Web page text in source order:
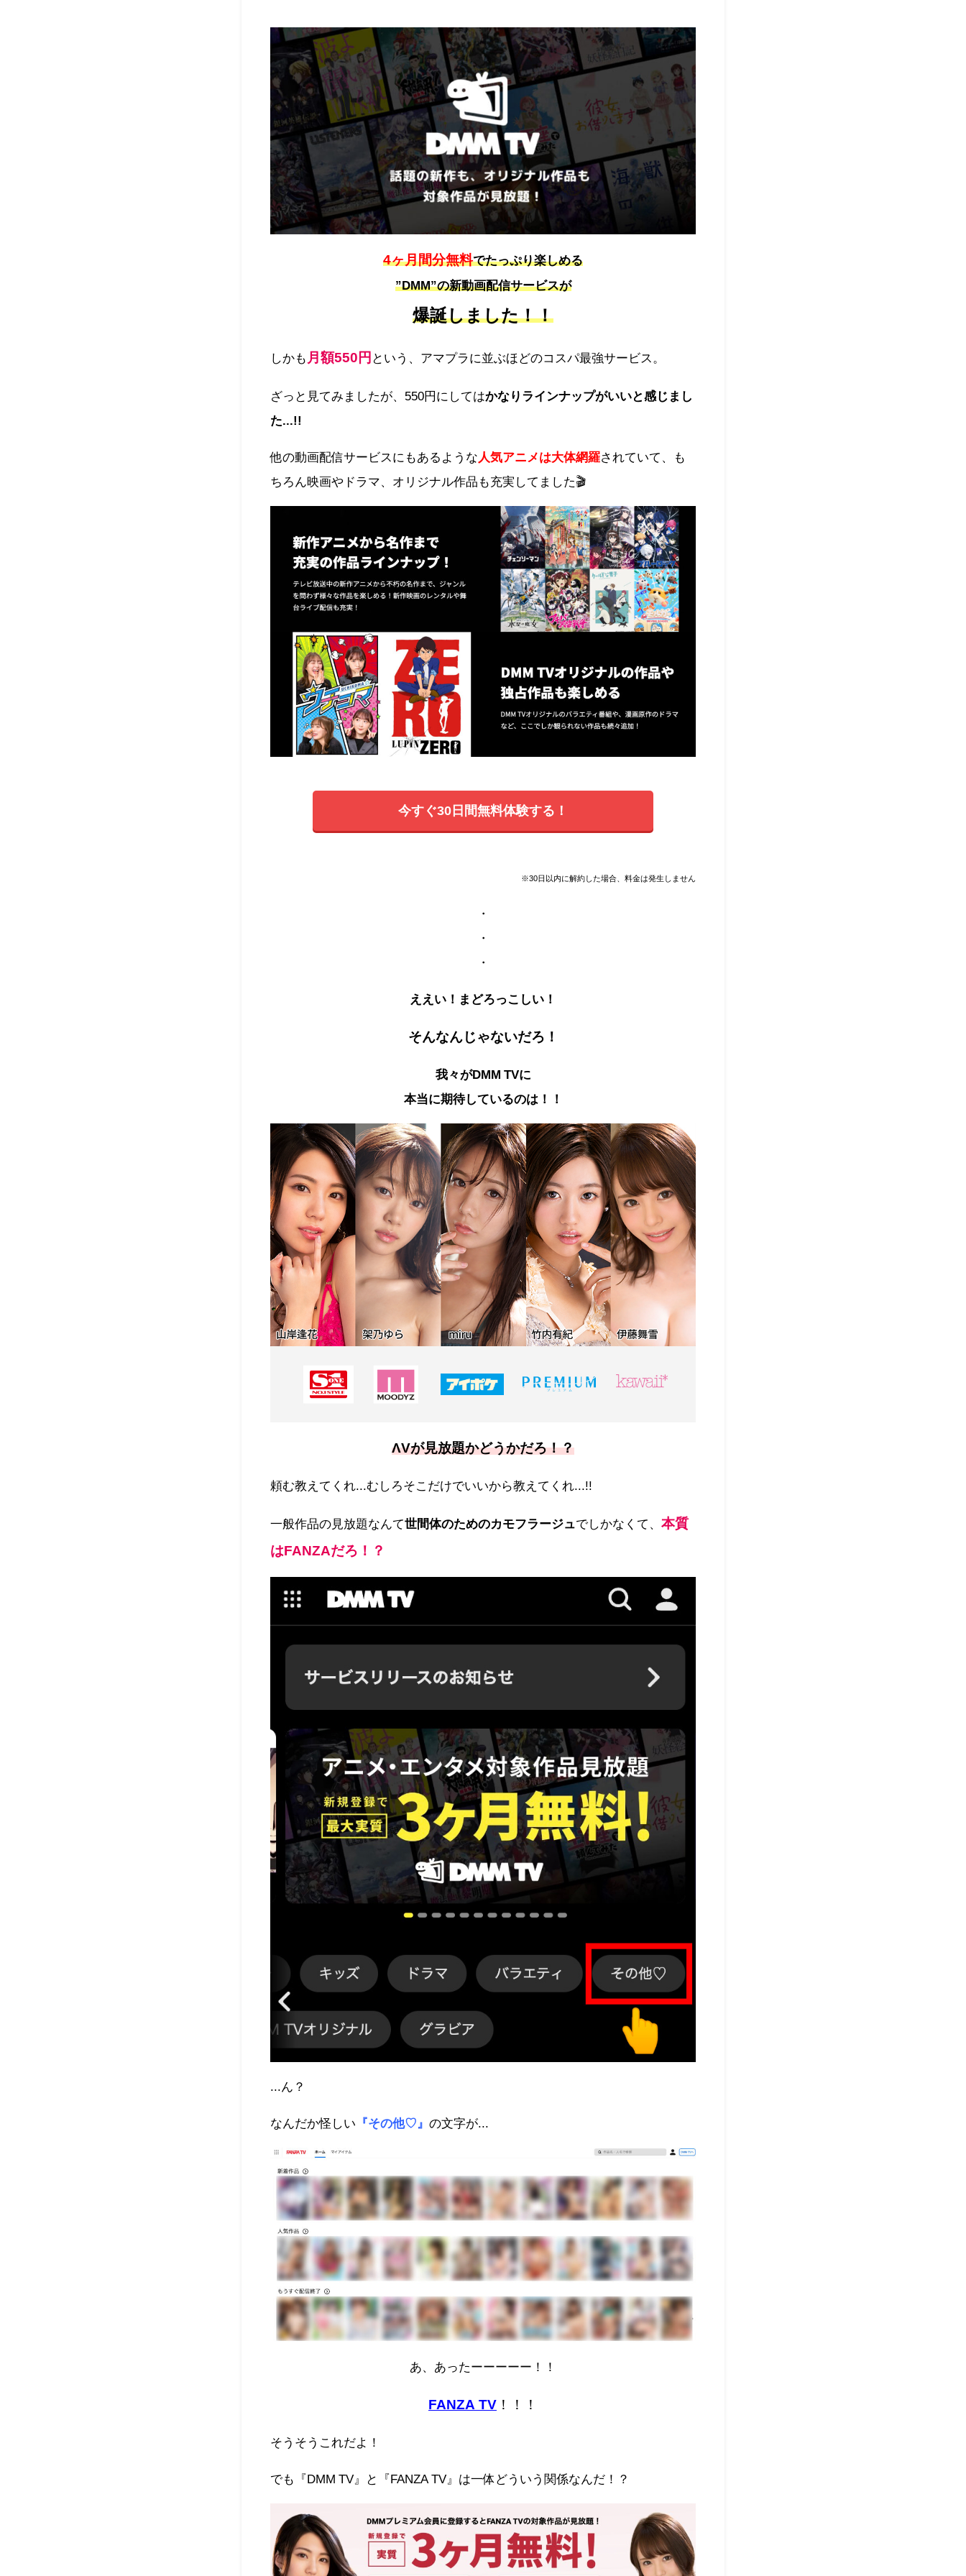
4ヶ月間分無料でたっぷり楽しめる
”DMM”の新動画配信サービスが
爆誕しました！！
しかも 月額550円 という、アマプラに並ぶほどのコスパ最強サービス。
ざっと見てみましたが、550円にしてはかなりラインナップがいいと感じまし
た...!!
他の動画配信サービスにもあるような 人気アニメは大体網羅されていて、も
ちろん映画やドラマ、オリジナル作品も充実してました🎬
今すぐ30日間無料体験する！
※30日以内に解約した場合、料金は発生しません
・
・
・
ええい！まどろっこしい！
そんなんじゃないだろ！
我々がDMM TVに
本当に期待しているのは！！
ΛVが見放題かどうかだろ！？
頼む教えてくれ...むしろそこだけでいいから教えてくれ...!!
一般作品の見放題なんて世間体のためのカモフラージュ でしかなくて、 本質
はFANZAだろ！？
...ん？
なんだか怪しい 『その他♡』 の文字が...
あ、あったーーーーー！！
FANZA TV ！！！
そうそうこれだよ！
でも『DMM TV』と『FANZA TV』は一体どういう関係なんだ！？